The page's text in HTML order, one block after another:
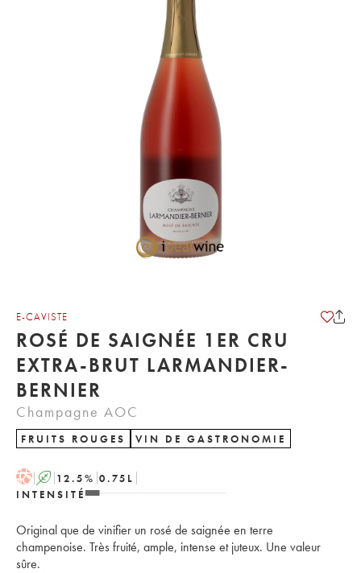
E-CAVISTE
ROSÉ DE SAIGNÉE 1ER CRU
EXTRA-BRUT LARMANDIER-
BERNIER
Champagne AOC
FRUITS ROUGES VIN DE GASTRONOMIE
H A 12.5% 0.75 L
INTENSITÉ
Original que de vinifier un rosé de saignée en terre
champenoise. Très fruité, ample, intense et juteux. Une valeur
sûre.